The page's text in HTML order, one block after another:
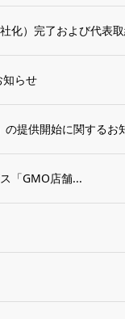
化）完了および代表
知らせ
提供開始に関するお
「GMO店舗...